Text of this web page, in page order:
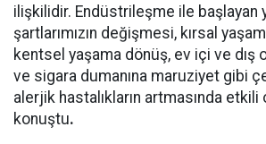
ilişkilidir. Endüstrileşme ile başlayan
şartlarımızın değişmesi, kırsal
kentsel yaşama dönüş, ev içi ve dış
ve sigara dumanına maruziyet gibi
alerjik hastalıkların artmasında etkili
konuştu.